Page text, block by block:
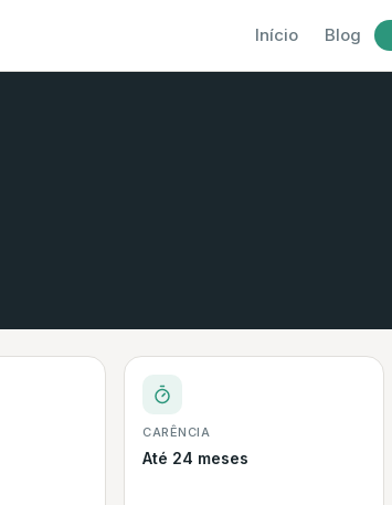
Início Blog
CARÊNCIA
Até 24 meses